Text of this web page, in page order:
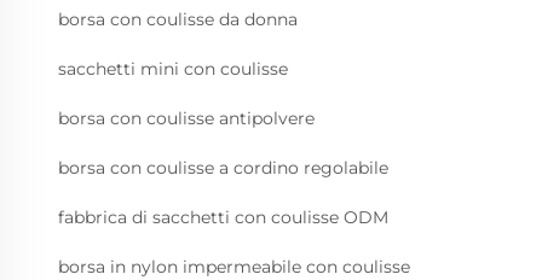
borsa con coulisse da donna
sacchetti mini con coulisse
borsa con coulisse antipolvere
borsa con coulisse a cordino regolabile
fabbrica di sacchetti con coulisse ODM
borsa in nylon impermeabile con coulisse